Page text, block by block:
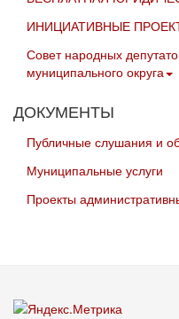
ИНИЦИАТИВНЫЕ
Совет народных
муниципального округа
ДОКУМЕНТЫ
Публичные слушания и
Муниципальные услуги
Проекты